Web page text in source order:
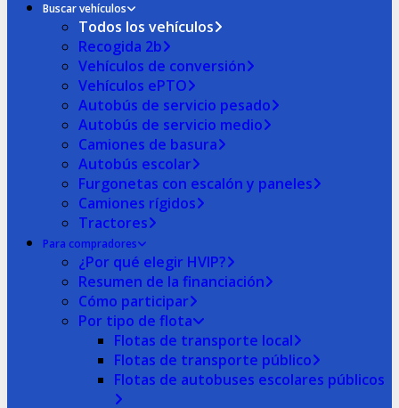
Buscar vehículos
Todos los vehículos
Recogida 2b
Vehículos de conversión
Vehículos ePTO
Autobús de servicio pesado
Autobús de servicio medio
Camiones de basura
Autobús escolar
Furgonetas con escalón y paneles
Camiones rígidos
Tractores
Para compradores
¿Por qué elegir HVIP?
Resumen de la financiación
Cómo participar
Por tipo de flota
Flotas de transporte local
Flotas de transporte público
Flotas de autobuses escolares públicos